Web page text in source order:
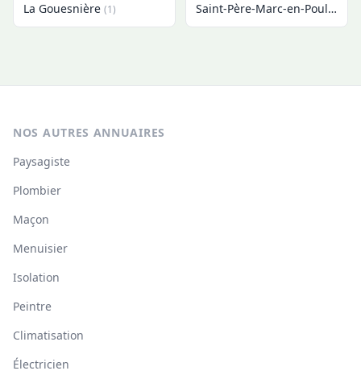
La Gouesnière (1) Saint-Père-Marc-en-Poulet
NOS AUTRES ANNUAIRES
Paysagiste
Plombier
Maçon
Menuisier
Isolation
Peintre
Climatisation
Électricien